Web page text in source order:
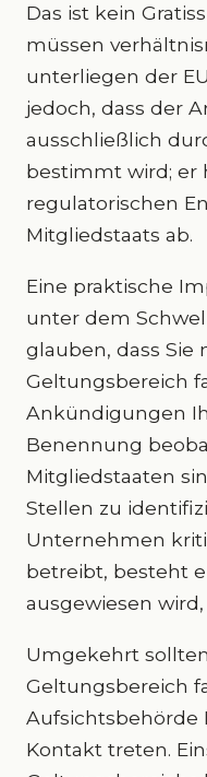
Das ist kein
müssen
unterliegen der
jedoch, dass der
ausschließlich
bestimmt wird; er
regulatorischen
Mitgliedstaats ab.
Eine praktische
unter dem
glauben, dass Sie
Geltungsbereich
Ankündigungen
Benennung
Mitgliedstaaten
Stellen zu
Unternehmen
betreibt, besteht
ausgewiesen
Umgekehrt
Geltungsbereich
Aufsichtsbehörde
Kontakt treten.